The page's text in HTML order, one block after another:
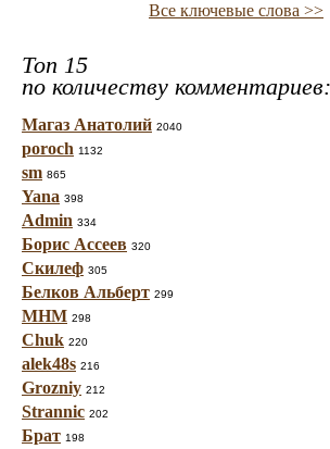
Все ключевые слова >>
Топ 15
по количеству комментариев:
Магаз Анатолий 2040
poroch 1132
sm 865
Yana 398
Admin 334
Борис Ассеев 320
Скилеф 305
Белков Альберт 299
МНМ 298
Chuk 220
alek48s 216
Grozniy 212
Strannic 202
Брат 198